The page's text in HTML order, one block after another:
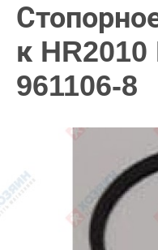
к
961106-8